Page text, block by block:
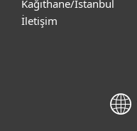
Kağıthane/İstanbul
İletişim